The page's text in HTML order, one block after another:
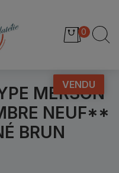
0
VENDU
MERSON
NEUF**
BRUN